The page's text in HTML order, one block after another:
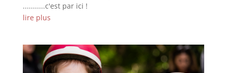
...........c'est par ici !
lire plus